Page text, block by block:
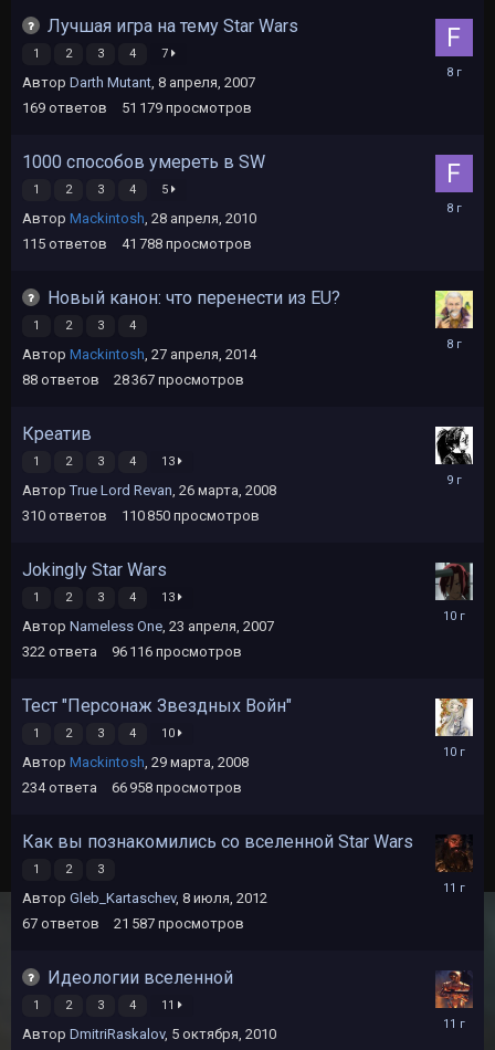
Лучшая игра на тему Star Wars
1 2 3 4 7
Автор Darth Mutant, 8 апреля, 2007
169 ответов 51 179 просмотров
22
1000 способов умереть в SW
1 2 3 4 5
Автор Mackintosh, 28 апреля, 2010
115 ответов 41 788 просмотров
22
Новый канон: что перенести из EU?
1 2 3 4
Автор Mackintosh, 27 апреля, 2014
88 ответов 28 367 просмотров
24
Креатив
1 2 3 4 13
АвторTrue Lord Revan, 26 марта, 2008
310 ответов 110 850 просмотров
25
Jokingly Star Wars
1 2 3 4 13
Автор Nameless One, 23 апреля, 2007
322 ответа 96 116 просмотров
Тест "Персонаж Звездных Войн"
1 2 3 4 10
Автор Mackintosh, 29 марта, 2008
234 ответа 66 958 просмотров
Как вы познакомились со вселенной Star Wars
1 2 3
Автор Gleb_Kartaschev, 8 июля, 2012
67 ответов 21 587 просмотров
13
Идеологии вселенной
1 2 3 4 11
Автор DmitriRaskalov, 5 октября, 2010
24